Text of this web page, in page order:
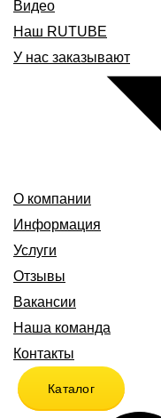
Видео
Наш RUTUBE
У нас заказывают
О компании
Информация
Услуги
Отзывы
Вакансии
Наша команда
Контакты
Каталог